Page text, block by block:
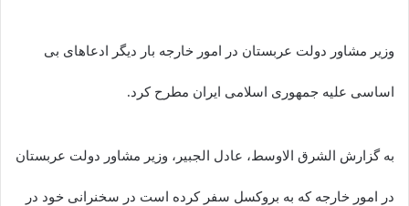
وزیر مشاور دولت عربستان در امور خارجه بار دیگر ادعاهای بی
اساسی علیه جمهوری اسلامی ایران مطرح کرد.
به گزارش الشرق الاوسط، عادل الجبیر، وزیر مشاور دولت عربستان
در امور خارجه که به بروکسل سفر کرده است در سخنرانی خود در